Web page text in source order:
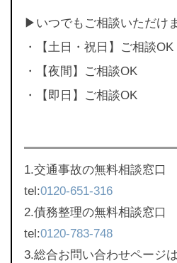
▶︎いつでもご相談いただけ
・【土日・祝日】ご相談OK
・【夜間】ご相談OK
・【即日】ご相談OK
1.交通事故の無料相談窓口
tel:0120-651-316
2.債務整理の無料相談窓口
tel:0120-783-748
3.総合お問い合わせページは